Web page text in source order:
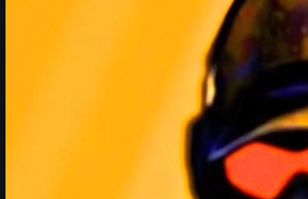
Đột phá công nghệ Half-Life 3 và tác động lên CS2
Half-Life 3 có làm chậm phát triển CS2?
Chiến lược của game thủ CS2 trong "thời đại" Half-
Tổng kết: Tương lai của CS2 trong bóng dáng Half-
Tổng quan: Half-Life 3 và mối quan hệ với CS2
gần như trở thành truyền thuyết
trong cộng đồng game thủ. Mỗi tin đồn mới đều đủ sức khiến cả
Half-Life: Alyxra mắt năm 2020
và hàng loạt dòng code bí ẩn dạng "HLX" bị phát hiện trong file